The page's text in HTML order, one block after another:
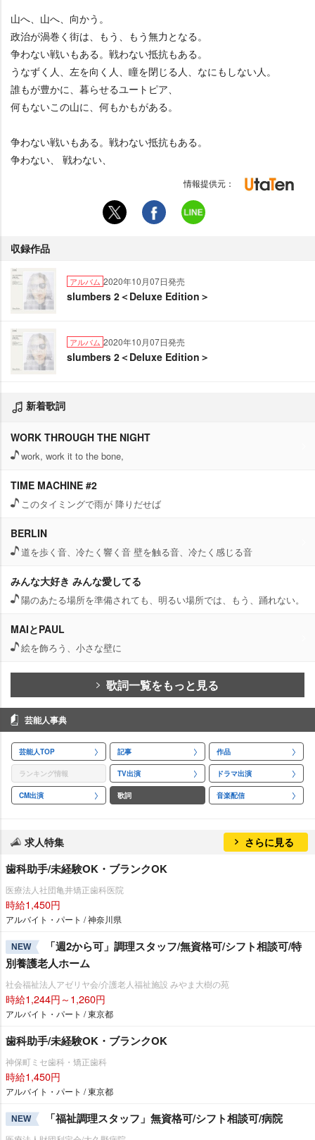
山へ、山へ、向かう。
政治が渦巻く街は、もう、もう無力となる。
争わない戦いもある。戦わない抵抗もある。
うなずく人、左を向く人、瞳を閉じる人、なにもしない人。
誰もが豊かに、暮らせるユートピア、
何もないこの山に、何もかもがある。
争わない戦いもある。戦わない抵抗もある。
争わない、 戦わない、
情報提供元：
収録作品
アルバム 2020年10月07日発売
slumbers 2＜Deluxe Edition＞
アルバム 2020年10月07日発売
slumbers 2＜Deluxe Edition＞
新着歌詞
WORK THROUGH THE NIGHT
work, work it to the bone,
TIME MACHINE #2
このタイミングで雨が 降りだせば
BERLIN
道を歩く音、冷たく響く音 壁を触る音、冷たく感じる音
みんな大好き みんな愛してる
陽のあたる場所を準備されても、明るい場所では、もう、踊れない。
MAIとPAUL
絵を飾ろう、小さな壁に
歌詞一覧をもっと見る
芸能人事典
芸能人TOP 記事 作品
ランキング情報 TV出演 ドラマ出演
CM出演 歌詞 音楽配信
求人特集 さらに見る
歯科助手/未経験OK・ブランクOK
医療法人社団亀井矯正歯科医院
時給1,450円
アルバイト・パート / 神奈川県
NEW
「週2から可」調理スタッフ/無資格可/シフト相談可/特
別養護老人ホーム
社会福祉法人アゼリヤ会/介護老人福祉施設 みやま大樹の苑
時給1,244円～1,260円
アルバイト・パート / 東京都
歯科助手/未経験OK・ブランクOK
神保町ミセ歯科・矯正歯科
時給1,450円
アルバイト・パート / 東京都
NEW 「福祉調理スタッフ」無資格可/シフト相談可/病院